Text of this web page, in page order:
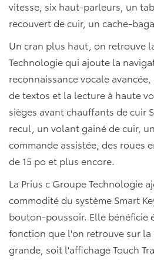
vitesse, six haut-parleurs, un
recouvert de cuir, un cache-
Un cran plus haut, on retrouve
Technologie qui ajoute la
reconnaissance vocale
de textos et la lecture à haute
sièges avant chauffants de cuir
recul, un volant gainé de cuir,
commande assistée, des roues
de 15 po et plus encore.
La Prius c Groupe Technologie
commodité du système Smart
bouton-poussoir. Elle bénéficie
fonction que l'on retrouve sur la
grande, soit l'affichage Touch